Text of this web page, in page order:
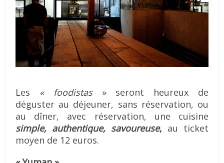
Les « foodistas» seront heureux de
déguster au déjeuner, sans réservation, ou
au dîner, avec réservation, une cuisine
simple, authentique, savoureuse, au ticket
moyen de 12 euros.